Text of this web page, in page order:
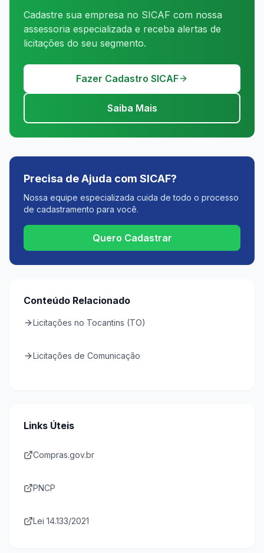
Cadastre sua empresa no SICAF com nossa
assessoria especializada e receba alertas de
licitações do seu segmento.
Fazer Cadastro SICAF
Saiba Mais
Precisa de Ajuda com SICAF?
Nossa equipe especializada cuida de todo o processo
de cadastramento para você.
Quero Cadastrar
Conteúdo Relacionado
Licitações no Tocantins (TO)
Licitações de Comunicação
Links Úteis
Compras.gov.br
PNCP
Lei 14.133/2021